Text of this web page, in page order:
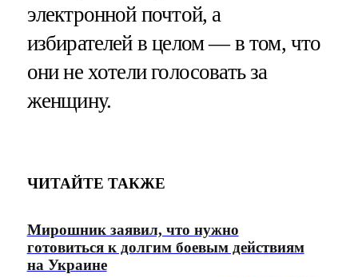
электронной почтой, а
избирателей в целом — в том, что
они не хотели голосовать за
женщину.
ЧИТАЙТЕ ТАКЖЕ
Мирошник заявил, что нужно
готовиться к долгим боевым действиям
на Украине